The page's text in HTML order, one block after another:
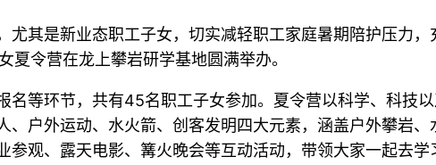
其是新业态职工子女，切实减轻职工家庭暑期陪护压力
夏令营在龙上攀岩研学基地圆满举办。
名等环节，共有45名职工子女参加。夏令营以科学、科技
、户外运动、水火箭、创客发明四大元素，涵盖户外攀岩
参观、露天电影、篝火晚会等互动活动，带领大家一起去